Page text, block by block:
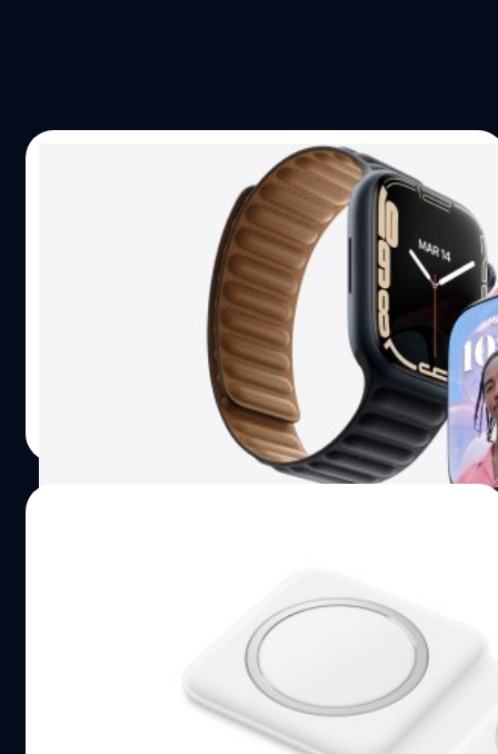
Apple Watch Series 8 อาจมาพร้อมฟีเจอร์
วัดอุณหภูมิร่างกาย
Ming-Chi Kuo นักวิเคราะห์ผลิตภัณฑ์ Apple ชื่อดัง ได้เปิด
เผยรายงานล่าสุดว่า Apple Watch Series 8 ที่จะเปิดตัวใน
ไตรมาสที่ 3 ปี 2022 นี้ อาจได้รับการติดตั้งเซนเซอร์วัด
| 1556 days ago
กับ Apple Watch Series 7 ไม่ได้!
หากทุกคนยังจำกันได้ ในปีที่แล้ว พร้อมกับการเปิดตัวของ
iPhone 12 แอปเปิ้ล (Apple) ได้เปิดตัว MagSafe Duo แท่น
ชาร์จที่สามารถชาร์จอุปกรณ์ได้ถึง 2 อุปกรณ์พร้อมกับ
iPhone และ Apple Watch ผ่านไป 1 ปี ก็ดูคล้าย ๆ กับแท่น